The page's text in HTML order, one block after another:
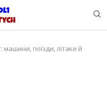
машини, поїзди, літаки й